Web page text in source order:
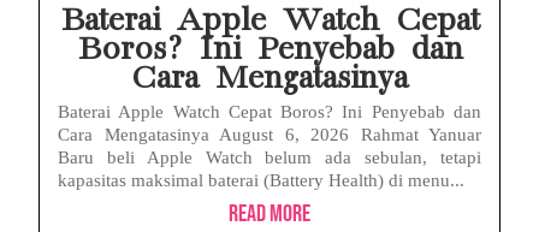
Baterai Apple Watch Cepat
Boros? Ini Penyebab dan
Cara Mengatasinya
Baterai Apple Watch Cepat Boros? Ini Penyebab dan
Cara Mengatasinya August 6, 2026 Rahmat Yanuar
Baru beli Apple Watch belum ada sebulan, tetapi
kapasitas maksimal baterai (Battery Health) di menu...
Read More